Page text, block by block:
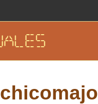
chicomajo